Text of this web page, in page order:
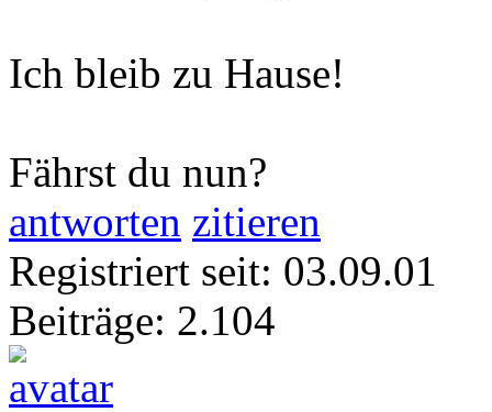
Ich bleib zu Hause!
Fährst du nun?
antworten zitieren
Registriert seit: 03.09.01
Beiträge: 2.104